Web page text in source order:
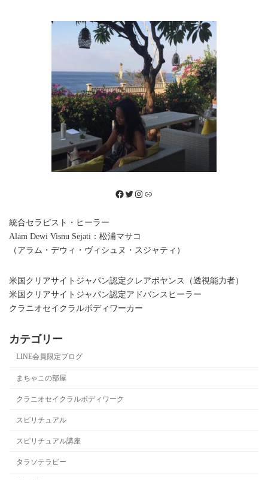
Facebook
Twitter
Instagram
リンク
統合セラピスト・ヒーラー
Alam Dewi Visnu Sejati：松浦マサコ
（アラム・デウィ・ヴィシュヌ・スジャティ）
米国クリアサイトジャパン認定クレアボヤンス（透視能力者）
米国クリアサイトジャパン認定アドバンスヒーラー
クラニオセイクラルボディワーカー
カテゴリー
LINE会員限定ブログ
まちゃこの部屋
クラニオセイクラルボディワーク
スピリチュアル
スピリチュアル講座
タラソテラピー